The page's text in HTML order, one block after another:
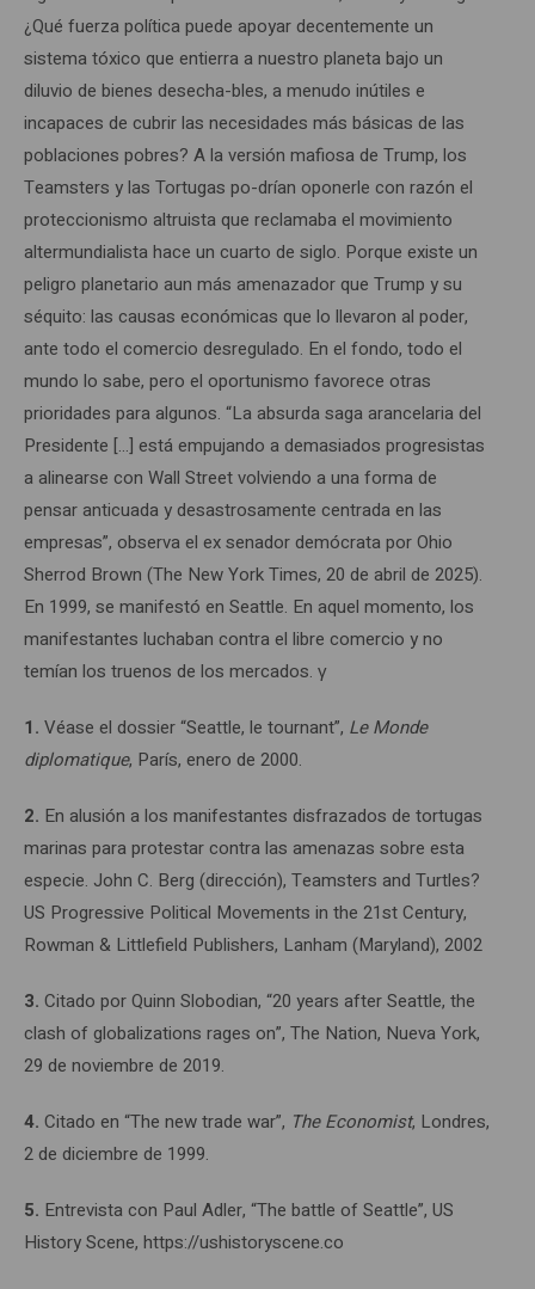
¿Qué fuerza política puede apoyar decentemente un
sistema tóxico que entierra a nuestro planeta bajo un
diluvio de bienes desecha-bles, a menudo inútiles e
incapaces de cubrir las necesidades más básicas de las
poblaciones pobres? A la versión mafiosa de Trump, los
Teamsters y las Tortugas po-drían oponerle con razón el
proteccionismo altruista que reclamaba el movimiento
altermundialista hace un cuarto de siglo. Porque existe un
peligro planetario aun más amenazador que Trump y su
séquito: las causas económicas que lo llevaron al poder,
ante todo el comercio desregulado. En el fondo, todo el
mundo lo sabe, pero el oportunismo favorece otras
prioridades para algunos. “La absurda saga arancelaria del
Presidente […] está empujando a demasiados progresistas
a alinearse con Wall Street volviendo a una forma de
pensar anticuada y desastrosamente centrada en las
empresas”, observa el ex senador demócrata por Ohio
Sherrod Brown (The New York Times, 20 de abril de 2025).
En 1999, se manifestó en Seattle. En aquel momento, los
manifestantes luchaban contra el libre comercio y no
temían los truenos de los mercados. γ
1. Véase el dossier “Seattle, le tournant”, Le Monde
diplomatique, París, enero de 2000.
2. En alusión a los manifestantes disfrazados de tortugas
marinas para protestar contra las amenazas sobre esta
especie. John C. Berg (dirección), Teamsters and Turtles?
US Progressive Political Movements in the 21st Century,
Rowman & Littlefield Publishers, Lanham (Maryland), 2002
3. Citado por Quinn Slobodian, “20 years after Seattle, the
clash of globalizations rages on”, The Nation, Nueva York,
29 de noviembre de 2019.
4. Citado en “The new trade war”, The Economist, Londres,
2 de diciembre de 1999.
5. Entrevista con Paul Adler, “The battle of Seattle”, US
History Scene, https://ushistoryscene.co